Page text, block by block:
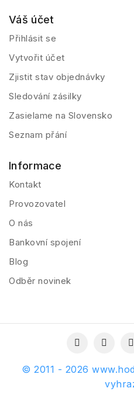
Váš účet
Přihlásit se
Vytvořit účet
Zjistit stav objednávky
Sledování zásilky
Zasielame na Slovensko
Seznam přání
Informace
Kontakt
Provozovatel
O nás
Bankovní spojení
Blog
Odběr novinek
© 2011 - 2026